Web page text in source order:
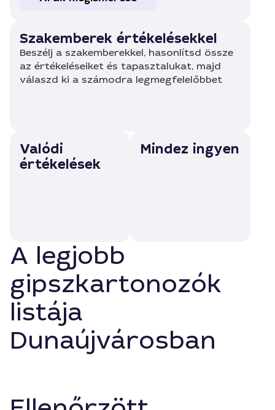
Szakemberek értékelésekkel
Beszélj a szakemberekkel, hasonlítsd össze
az értékeléseiket és tapasztalukat, majd
válaszd ki a számodra legmegfelelőbbet
Valódi
értékelések
Mindez ingyen
A legjobb
gipszkartonozók
listája
Dunaújvárosban